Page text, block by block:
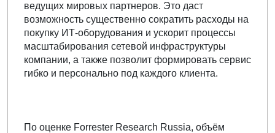
ведущих мировых партнеров. Это даст
возможность существенно сократить расходы на
покупку ИТ-оборудования и ускорит процессы
масштабирования сетевой инфраструктуры
компании, а также позволит формировать сервис
гибко и персонально под каждого клиента.
По оценке Forrester Research Russia, объём